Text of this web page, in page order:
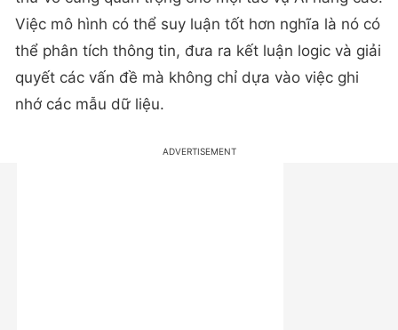
Việc mô hình có thể suy luận tốt hơn nghĩa là nó có
thể phân tích thông tin, đưa ra kết luận logic và giải
quyết các vấn đề mà không chỉ dựa vào việc ghi
nhớ các mẫu dữ liệu.